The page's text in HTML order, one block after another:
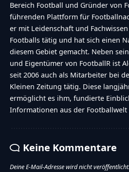
Bereich Football und Gründer von
führenden Plattform für
er mit Leidenschaft und
Footballs tätig und hat sich einen
diesem Gebiet gemacht. Neben
und Eigentümer von FootballR ist
seit 2006 auch als Mitarbeiter bei
Kleinen Zeitung tätig. Diese
ermöglicht es ihm, fundierte
Informationen aus der Footballwelt
Keine Kommentare
Deine E-Mail-Adresse wird nicht veröffentlicht.